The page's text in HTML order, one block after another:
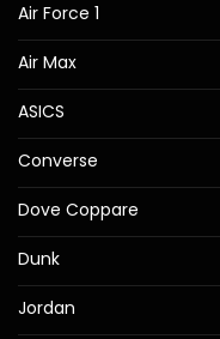
Air Force 1
Air Max
ASICS
Converse
Dove Coppare
Dunk
Jordan